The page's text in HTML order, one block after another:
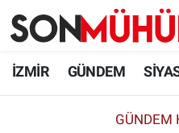
İZMİR GÜNDEM
GÜNDEM
İzmir Nöbetçi